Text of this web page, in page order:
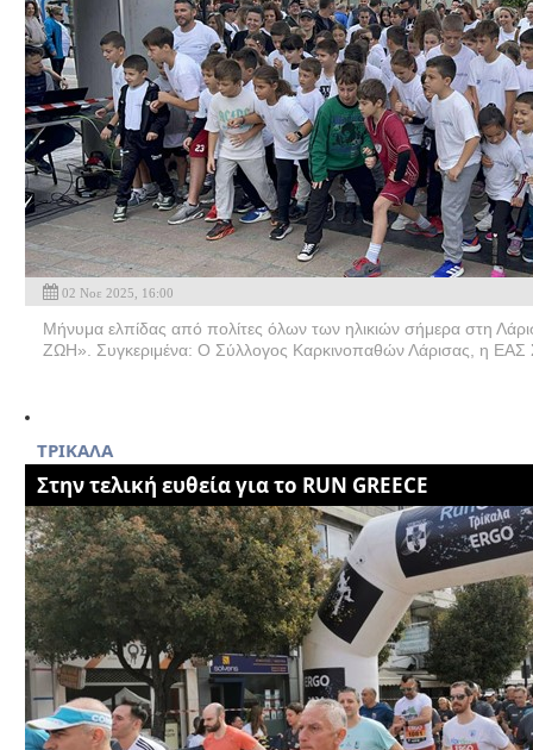
02 Νοε 2025, 16:00
Μήνυμα ελπίδας από πολίτες όλων των ηλικιών σήμερα στη
ΖΩΗ». Συγκεριμένα: O Σύλλογος Καρκινοπαθών Λάρισας, η
ΤΡΙΚΑΛΑ
Στην τελική ευθεία για το RUN GREECE